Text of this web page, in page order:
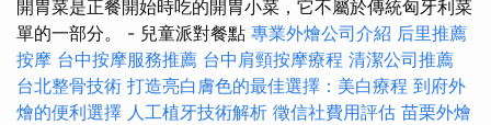
開胃菜是正餐開始時吃的開胃小菜，它不屬於傳統匈牙利菜
單的一部分。 - 兒童派對餐點 專業外燴公司介紹 后里推薦
按摩 台中按摩服務推薦 台中肩頸按摩療程 清潔公司推薦
台北整骨技術 打造亮白膚色的最佳選擇：美白療程 到府外
燴的便利選擇 人工植牙技術解析 徵信社費用評估 苗栗外燴